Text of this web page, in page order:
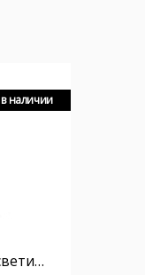
в наличии
Настенный уличный светильник MANTRA SOCHI 6530